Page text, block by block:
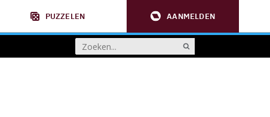
PUZZELEN AANMELDEN